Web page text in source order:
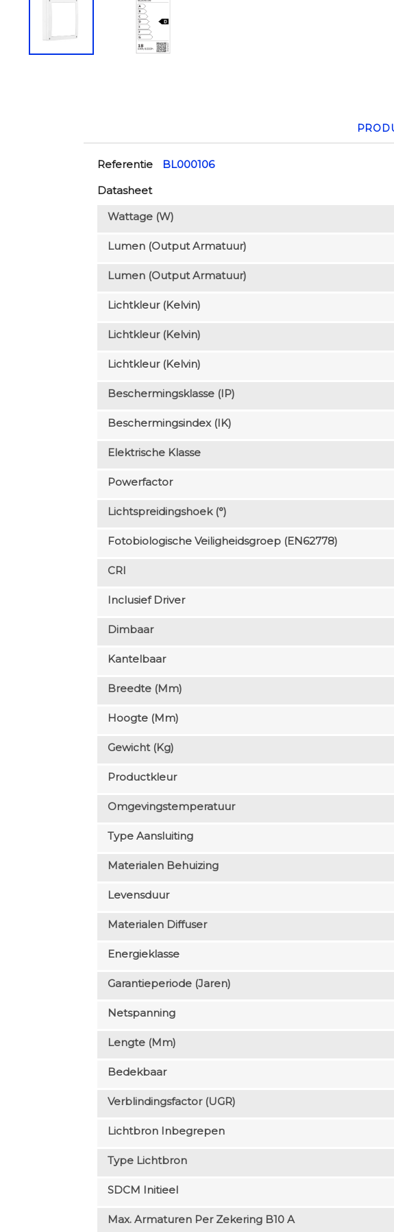
Referentie
BL000106
Datasheet
Wattage (W)
Lumen (output Armatuur)
Lumen (output Armatuur)
Lichtkleur (Kelvin)
Lichtkleur (Kelvin)
Lichtkleur (Kelvin)
Beschermingsklasse (IP)
Beschermingsindex (IK)
Elektrische Klasse
Powerfactor
Lichtspreidingshoek (°)
Fotobiologische Veiligheidsgroep (EN62778)
CRI
Inclusief Driver
Dimbaar
Kantelbaar
Breedte (mm)
Hoogte (mm)
Gewicht (kg)
Productkleur
Omgevingstemperatuur
Type Aansluiting
Materialen Behuizing
Levensduur
Materialen Diffuser
Energieklasse
Garantieperiode (jaren)
Netspanning
Lengte (mm)
Bedekbaar
Verblindingsfactor (UGR)
Lichtbron Inbegrepen
Type Lichtbron
SDCM Initieel
Max. Armaturen Per Zekering B10 A